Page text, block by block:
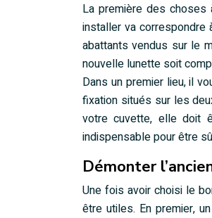
La première des choses
installer va correspondre
abattants vendus sur le
nouvelle lunette soit
Dans un premier lieu, il
fixation situés sur les
votre cuvette, elle doit
indispensable pour être
Démonter
Une fois avoir choisi le
être utiles. En premier,